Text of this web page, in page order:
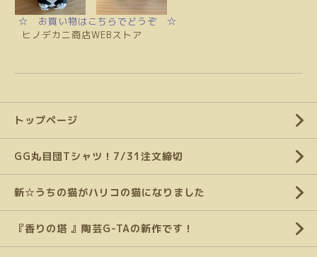
☆ お買い物はこちらでどうぞ ☆
ヒノデカニ商店WEBストア
トップページ
GG丸目団Tシャツ！7/31注文締切
新☆うちの猫がハリコの猫になりました
『香りの塔 』陶芸G-TAの新作です！